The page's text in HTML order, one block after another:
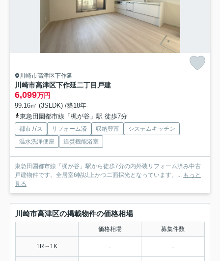
川崎市高津区下作延
川崎市高津区下作延二丁目戸建
6,099万円
99.16㎡ (3SLDK) /築18年
東急田園都市線「梶が谷」駅 徒歩7分
都市ガス リフォーム済 収納豊富
システムキッチン
温水洗浄便座
追焚機能浴室
東急田園都市線「梶が谷」駅から徒歩7分の内外装リフォーム済み中古
戸建物件です。全居室6帖以上かつ二面採光となっています。...
もっと
見る
川崎市高津区の掲載物件の価格相場
価格相場 募集件数
1R～1K - -